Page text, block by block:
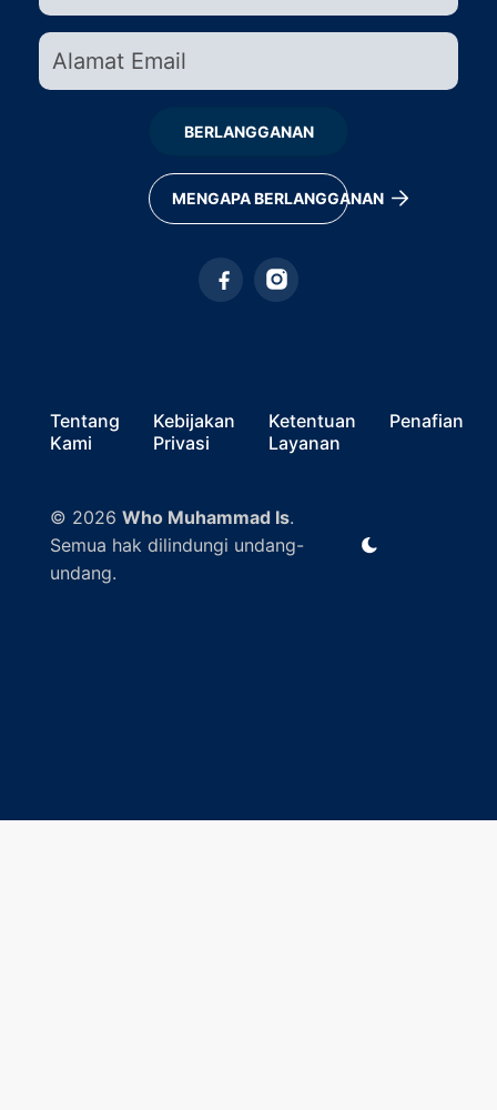
BERLANGGANAN
MENGAPA BERLANGGANAN
Tentang
Kami
Kebijakan
Privasi
Ketentuan
Layanan
Penafian
© 2026 Who Muhammad Is.
Semua hak dilindungi undang-
undang.